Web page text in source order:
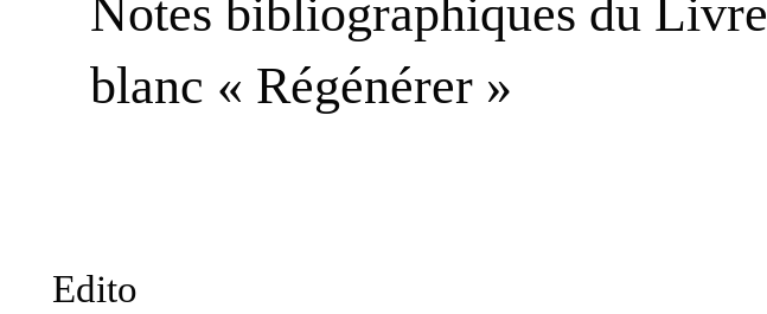
Notes bibliographiques du Livre
blanc « Régénérer »
Edito